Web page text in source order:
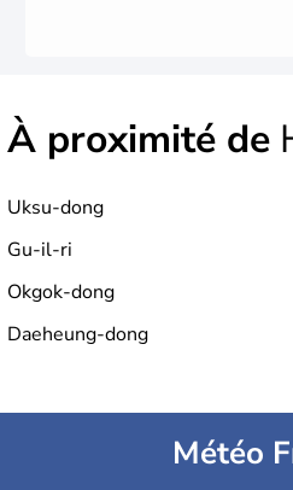
À proximité de
Uksu-dong
Gu-il-ri
Okgok-dong
Daeheung-dong
Météo